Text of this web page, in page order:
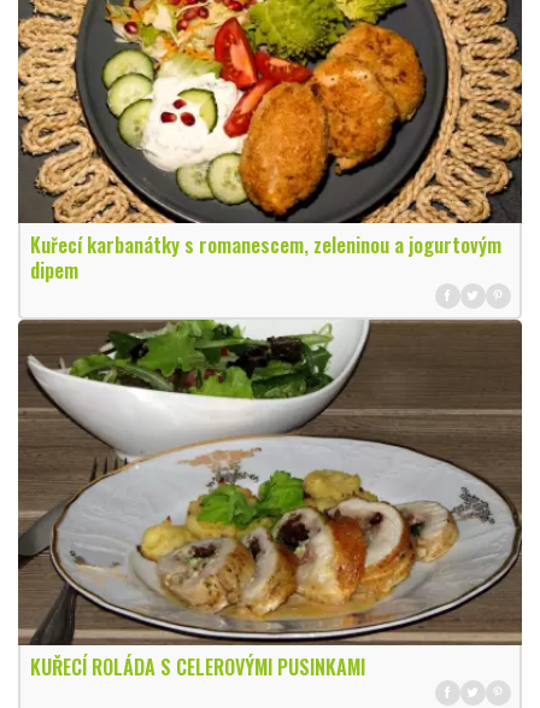
Kuřecí karbanátky s romanescem, zeleninou a jogurtovým
dipem
KUŘECÍ ROLÁDA S CELEROVÝMI PUSINKAMI